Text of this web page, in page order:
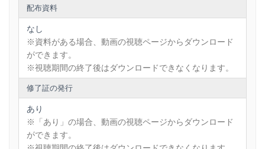
3.市場変化を踏まえた今後のアグリビジネス
講師：矢野経済研究所 フードサイエンスユニット 主席研究員
清水 豊
------------------------------------------------------------
い。
------------------------------------------------------------
※本商品は株式会社ファシオが提供するイベント配信プラッ
トフォーム「Deliveru（デリバル）」で販売を
行っております。
配布資料
なし
※資料がある場合、動画の視聴ページからダウンロード
ができます。
※視聴期間の終了後はダウンロードできなくなります。
修了証の発行
あり
※「あり」の場合、動画の視聴ページからダウンロード
ができます。